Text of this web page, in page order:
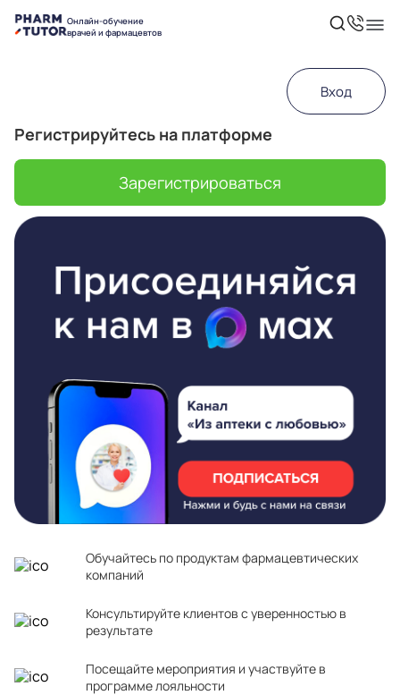
Онлайн-обучение
врачей и фармацевтов
Вход
Регистрируйтесь на платформе
Зарегистрироваться
Обучайтесь по продуктам фармацевтических
компаний
Консультируйте клиентов с уверенностью в
результате
Посещайте мероприятия и участвуйте в
программе лояльности